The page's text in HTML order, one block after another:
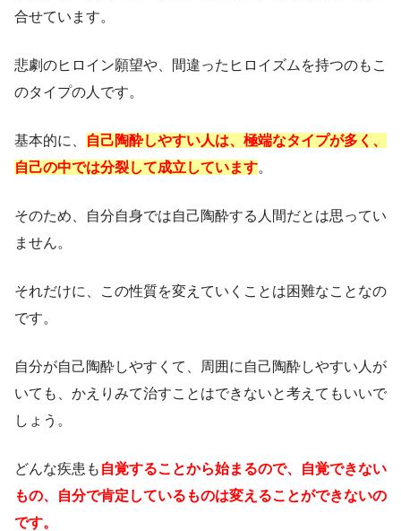
合せています。
悲劇のヒロイン願望や、間違ったヒロイズムを持つのもこ
のタイプの人です。
基本的に、
自己陶酔しやすい人は、極端なタイプが多く、
自己の中では分裂して成立しています。
そのため、自分自身では自己陶酔する人間だとは思ってい
ません。
それだけに、この性質を変えていくことは困難なことなの
です。
自分が自己陶酔しやすくて、周囲に自己陶酔しやすい人が
いても、かえりみて治すことはできないと考えてもいいで
しょう。
どんな疾患も 自覚することから始まるので、自覚できない
もの、自分で肯定しているものは変えることができないの
です。